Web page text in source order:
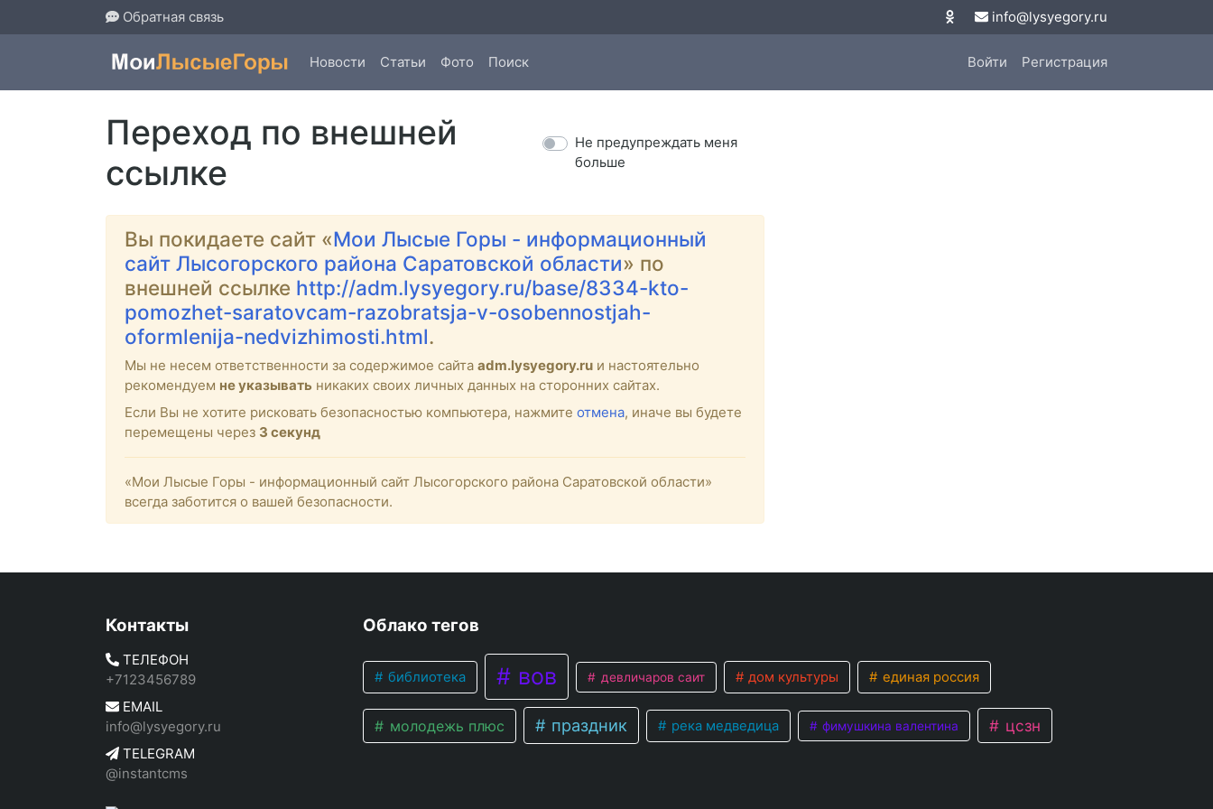
Обратная связь info@lysyegory.ru
Новости Статьи Фото Поиск Войти Регистрация
Переход по внешней
ссылке
Не предупреждать меня
больше
Вы покидаете сайт «Мои Лысые Горы - информационный
сайт Лысогорского района Саратовской области» по
внешней ссылке http://adm.lysyegory.ru/base/8334-kto-
pomozhet-saratovcam-razobratsja-v-osobennostjah-
oformlenija-nedvizhimosti.html.
Мы не несем ответственности за содержимое сайта adm.lysyegory.ru и настоятельно
рекомендуем не указывать никаких своих личных данных на сторонних сайтах.
Если Вы не хотите рисковать безопасностью компьютера, нажмите отмена, иначе вы будете
перемещены через 3 секунд
«Мои Лысые Горы - информационный сайт Лысогорского района Саратовской области»
всегда заботится о вашей безопасности.
Контакты
ТЕЛЕФОН
+7123456789
EMAIL
info@lysyegory.ru
TELEGRAM
@instantcms
Облако тегов
библиотека вов девличаров саит дом культуры единая россия
молодежь плюс праздник река медведица фимушкина валентина цсзн